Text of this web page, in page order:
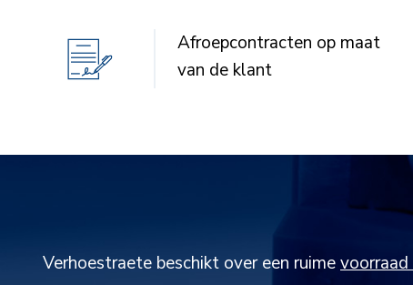
Afroepcontracten op maat
van de klant
Verhoestraete beschikt over een ruimevoorraad